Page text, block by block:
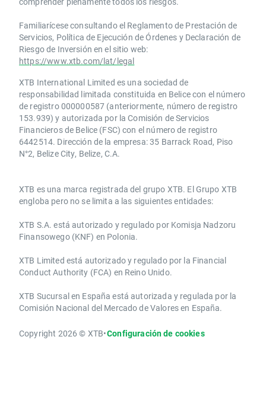
Familiarícese consultando el Reglamento de Prestación de
Servicios, Política de Ejecución de Órdenes y Declaración de
Riesgo de Inversión en el sitio web:
https://www.xtb.com/lat/legal
XTB International Limited es una sociedad de
responsabilidad limitada constituida en Belice con el número
de registro 000000587 (anteriormente, número de registro
153.939) y autorizada por la Comisión de Servicios
Financieros de Belice (FSC) con el número de registro
6442514. Dirección de la empresa: 35 Barrack Road, Piso
N°2, Belize City, Belize, C.A.
​​XTB es una marca registrada del grupo XTB. El Grupo XTB
engloba pero no se limita a las siguientes entidades:
XTB S.A.​ está autorizado y regulado por Komisja Nadzoru
Finansowego (KNF) ​en Polonia.
XTB Limited ​está autorizado y regulado por la ​Financial
Conduct Authority ​(FCA) en ​​Reino Unido.
XTB Sucursal en España está autorizada y regulada por la
Comisión Nacional del Mercado de Valores en España.
Copyright 2026 © XTB•Configuración de cookies